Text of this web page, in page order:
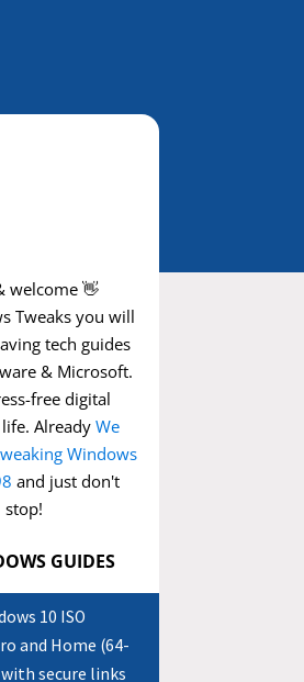
welcome 👋
Tweaks you will
tech guides
& Microsoft.
free digital
Already We
Windows
and just don't
stop!
GUIDES
10 ISO
and Home (64-
secure links